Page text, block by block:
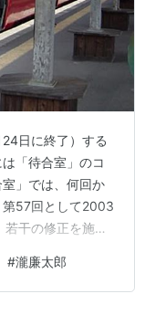
日に終了）する
「待合室」のコ
」では、何回か
第57回として2003
干の修正を施し
入ったキハ200系
レル賞を受けた気
#瀧廉太郎